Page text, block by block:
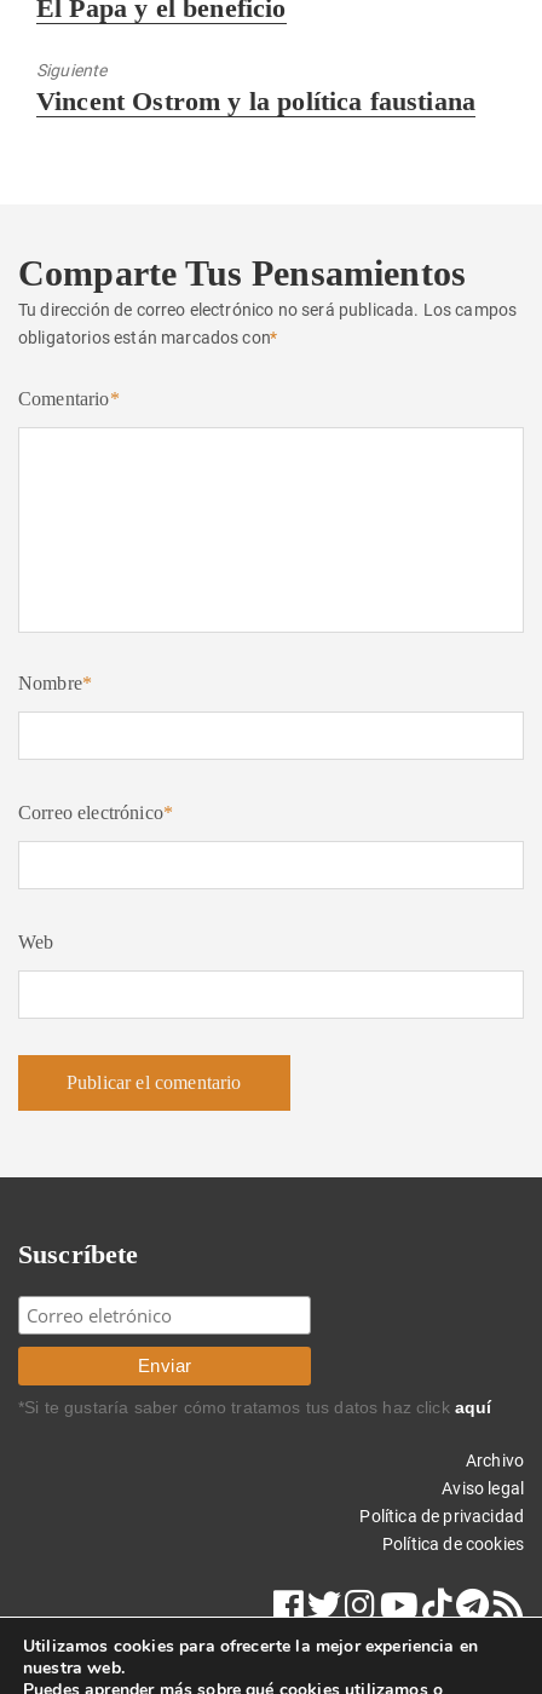
El Papa y el beneficio
Siguiente
Entrada
Vincent Ostrom y la política faustiana
Comparte Tus Pensamientos
Tu dirección de correo electrónico no será publicada. Los campos
obligatorios están marcados con*
Comentario*
Nombre*
Correo electrónico*
Web
Suscríbete
*Si te gustaría saber cómo tratamos tus datos haz click aquí
Archivo
Aviso legal
Política de privacidad
Política de cookies
Utilizamos cookies para ofrecerte la mejor experiencia en
nuestra web.